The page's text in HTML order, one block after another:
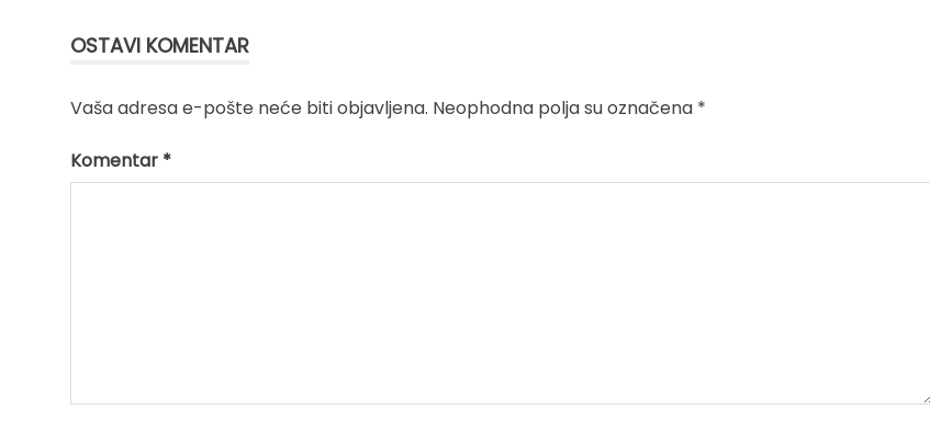
OSTAVI KOMENTAR
Vaša adresa e-pošte neće biti objavljena. Neophodna polja su označena *
Komentar *